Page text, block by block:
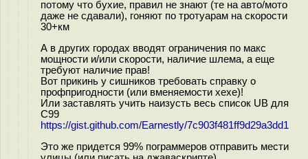
потому что бухие, правил не знают (те на авто/мото
даже не сдавали), гоняют по тротуарам на скорости
30+км
А в других городах вводят ограничения по макс
мощности и/или скорости, наличие шлема, а еще
требуют наличие прав!
Вот прикинь у сишников требовать справку о
профпригодности (или вменяемости хехе)!
Или заставлять учить наизусть весь список UB для
С99
https://gist.github.com/Earnestly/7c903f481ff9d29a3dd1
Это же придется 99% пограммеров отправить мести